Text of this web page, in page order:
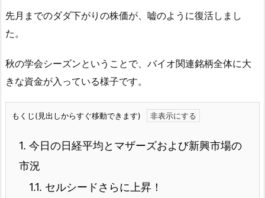
先月までのダダ下がりの株価が、嘘のように復活しまし
た。
秋の学会シーズンということで、バイオ関連銘柄全体に大
きな資金が入っている様子です。
もくじ(見出しからすぐ移動できます)
1. 今日の日経平均とマザーズおよび新興市場の
市況
1.1. セルシードさらに上昇！